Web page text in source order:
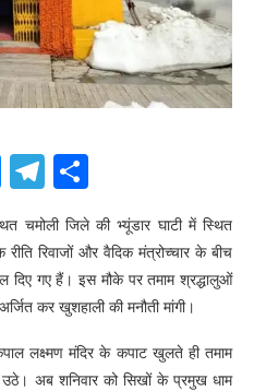
Messenger
Telegram
चमोली जिले की भ्यूंडार घाटी में स्थित
रिवाजों और वैदिक मंत्रोच्चार के बीच
दिए गए हैं। इस मौके पर तमाम श्रद्धालुओं
कर खुशहाली की मनौती मांगी।
लक्ष्मण मंदिर के कपाट खुलते ही तमाम
उठे। अब शनिवार को सिखों के प्रमुख धाम